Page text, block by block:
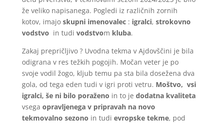
že veliko napisanega. Pogledi iz različnih zornih
kotov, imajo skupni imenovalec: igralci, strokovno
vodstvo in tudi vodstvom kluba.
Zakaj prepričljivo ? Uvodna tekma v Ajdovščini je bila
odigrana v res težkih pogojih. Močan veter je po
svoje vodil žogo, kljub temu pa sta bila dosežena dva
gola, od tega eden tudi v igri proti vetru. Moštvo, vsi
igralci, še ni bilo poraženo in to je dodatna kvaliteta
vsega opravljenega v pripravah na novo
tekmovalno sezono in tudi evropske tekme, pod